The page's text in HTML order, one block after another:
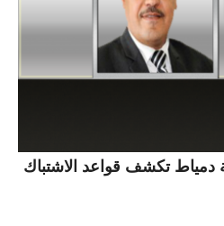
تكشف قواعد الاشتباك